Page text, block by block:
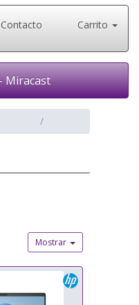
Contacto Carrito
Miracast
Mostrar